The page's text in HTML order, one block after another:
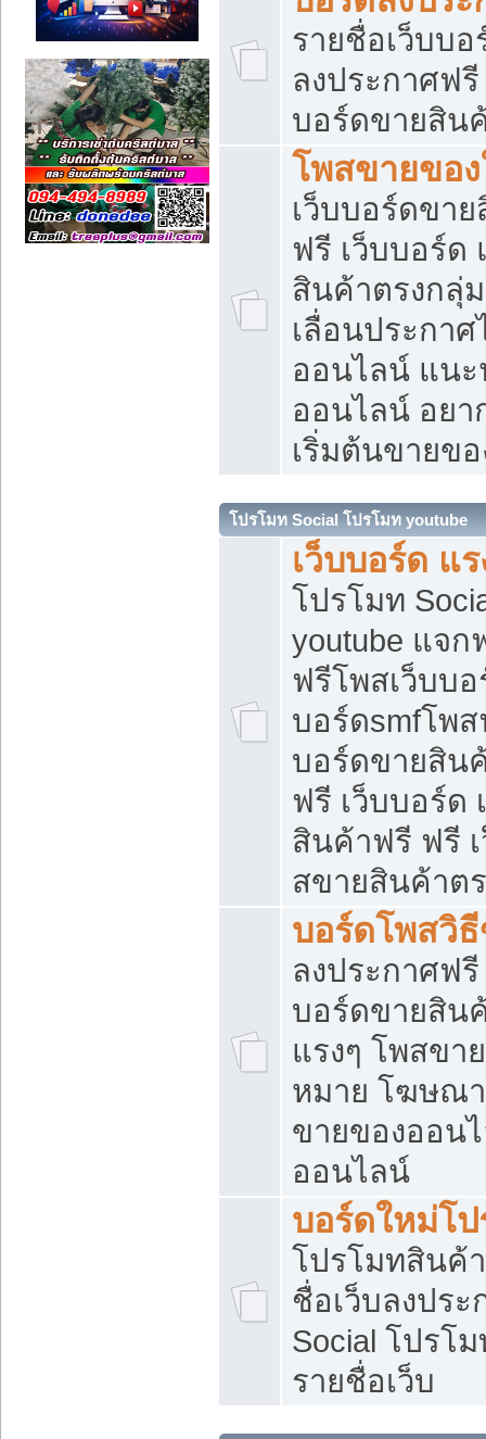
รายชื่อเว็บบ
ลงประกาศฟรี
บอร์ดขายสิน
โพสขายขอ
เว็บบอร์ดขา
ฟรี เว็บบอร์ด
สินค้าตรงกลุ่
เลื่อนประกา
ออนไลน์ แนะ
ออนไลน์ อย
เริ่มต้นขายข
โปรโมท Social โปรโมท youtube
เว็บบอร์ด แร
โปรโมท
youtube แจก
ฟรีโพสเว็บบอ
บอร์ดsmfโพ
บอร์ดขายสิน
ฟรี เว็บบอร์ด
สินค้าฟรี ฟรี
สขายสินค้าต
บอร์ดโพสวิ
ลงประกาศฟรี
บอร์ดขายสิน
แรงๆ โพสขา
หมาย โฆษณ
ขายของออน
ออนไลน์
บอร์ดใหม่โ
โปรโมทสินค้
ชื่อเว็บลงปร
Social โปรโ
รายชื่อเว็บ